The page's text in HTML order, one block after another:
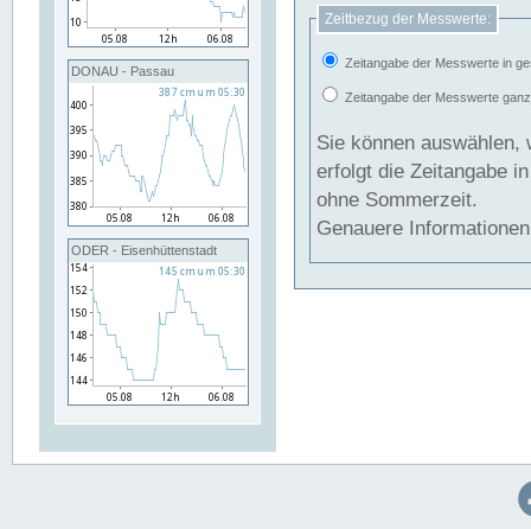
DONAU - Passau
ODER - Eisenhüttenstadt
Zeitbezug der Messwerte:
Zeitangabe der Messwerte in
Zeitangabe der Messwerte
Sie können auswählen,
erfolgt die Zeitangabe
ohne Sommerzeit.
Genauere